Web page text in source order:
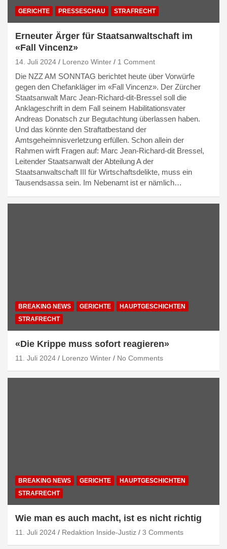
GERICHTE PRESSESCHAU STRAFRECHT
Erneuter Ärger für Staatsanwaltschaft im
«Fall Vincenz»
14. Juli 2024 Lorenzo Winter 1 Comment
Die NZZ AM SONNTAG berichtet heute über Vorwürfe
gegen den Chefankläger im «Fall Vincenz». Der Zürcher
Staatsanwalt Marc Jean-Richard-dit-Bressel soll die
Anklageschrift in dem Fall seinem Habilitationsvater
Andreas Donatsch zur Begutachtung überlassen haben.
Und das könnte den Straftatbestand der
Amtsgeheimnisverletzung erfüllen. Schon allein der
Rahmen wirft Fragen auf: Marc Jean-Richard-dit Bressel,
Leitender Staatsanwalt der Abteilung A der
Staatsanwaltschaft III für Wirtschaftsdelikte, muss ein
Tausendsassa sein. Im Nebenamt ist er nämlich…
BREAKING NEWS GERICHTE
HAUPTGESCHICHTEN
STRAFRECHT
«Die Krippe muss sofort reagieren»
11. Juli 2024 Lorenzo Winter No Comments
BREAKING NEWS GERICHTE
HAUPTGESCHICHTEN
STRAFRECHT
Wie man es auch macht, ist es nicht richtig
11. Juli 2024 Redaktion Inside-Justiz 3 Comments